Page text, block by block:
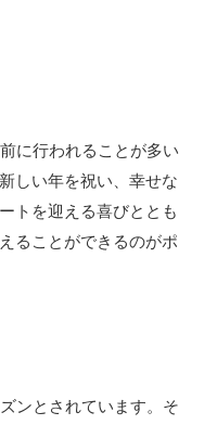
に行われることが多い
しい年を祝い、幸せな
トを迎える喜びととも
ることができるのがポ
ンとされています。そ